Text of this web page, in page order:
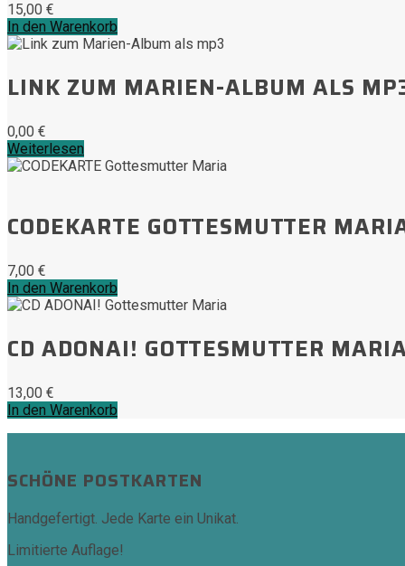
15,00 €
In den Warenkorb
LINK ZUM MARIEN-ALBUM ALS
0,00 €
Weiterlesen
CODEKARTE GOTTESMUTTER
7,00 €
In den Warenkorb
CD ADONAI! GOTTESMUTTER
13,00 €
In den Warenkorb
SCHÖNE POSTKARTEN
Handgefertigt. Jede Karte ein Unikat.
Limitierte Auflage!